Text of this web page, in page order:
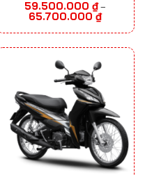
59.500.000 ₫ –
65.700.000₫Khoảng
giá: